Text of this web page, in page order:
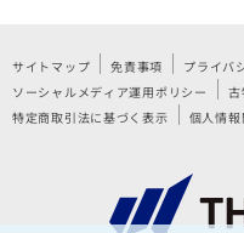
サイトマップ 免責事項
プライバ
ソーシャルメディア運用ポリシー
古
特定商取引法に基づく表示
個人情